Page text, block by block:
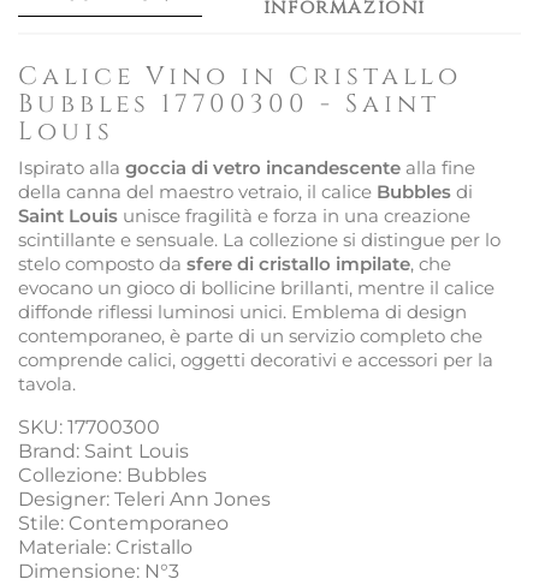
informazioni
Calice Vino in Cristallo
Bubbles 17700300 - Saint
Louis
Ispirato alla goccia di vetro incandescente alla fine
della canna del maestro vetraio, il calice Bubbles di
Saint Louis unisce fragilità e forza in una creazione
scintillante e sensuale. La collezione si distingue per lo
stelo composto da sfere di cristallo impilate, che
evocano un gioco di bollicine brillanti, mentre il calice
diffonde riflessi luminosi unici. Emblema di design
contemporaneo, è parte di un servizio completo che
comprende calici, oggetti decorativi e accessori per la
tavola.
SKU: 17700300
Brand: Saint Louis
Collezione: Bubbles
Designer: Teleri Ann Jones
Stile: Contemporaneo
Materiale: Cristallo
Dimensione: N°3